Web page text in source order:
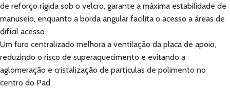
de reforço rígida sob o velcro, garante a máxima estabilidade de
manuseio, enquanto a borda angular facilita o acesso a áreas de
difícil acesso.
Um furo centralizado melhora a ventilação da placa de apoio,
reduzindo o risco de superaquecimento e evitando a
aglomeração e cristalização de partículas de polimento no
centro do Pad.